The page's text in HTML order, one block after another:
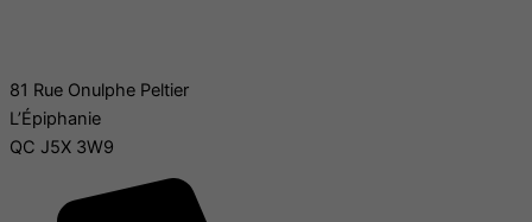
81 Rue Onulphe Peltier
L’Épiphanie
QC J5X 3W9